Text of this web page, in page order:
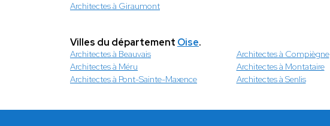
Architectes à Giraumont
Villes du département Oise.
Architectes à Beauvais Architectes à Compiègne
Architectes à Méru
Architectes à Montataire
Architectes à Pont-Sainte-Maxence
Architectes à Senlis